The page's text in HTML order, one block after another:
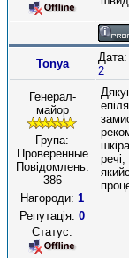
Tonya
2
Генерал-
майор
Група:
Проверенные
Повідомлень:
386
Нагороди: 1
Репутація: 0
Статус: